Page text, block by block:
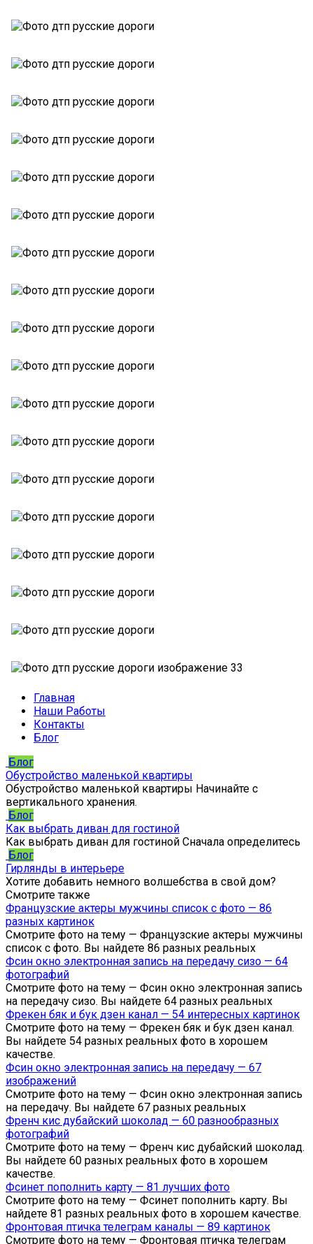
Главная
Наши Работы
Контакты
Блог
Блог
Обустройство маленькой квартиры
Обустройство маленькой квартиры Начинайте с
вертикального хранения.
Блог
Как выбрать диван для гостиной
Как выбрать диван для гостиной Сначала определитесь
Блог
Гирлянды в интерьере
Хотите добавить немного волшебства в свой дом?
Смотрите также
Французские актеры мужчины список с фото — 86
разных картинок
Смотрите фото на тему — Французские актеры мужчины
список с фото. Вы найдете 86 разных реальных
Фсин окно электронная запись на передачу сизо — 64
фотографий
Смотрите фото на тему — Фсин окно электронная запись
на передачу сизо. Вы найдете 64 разных реальных
Фрекен бяк и бук дзен канал — 54 интересных картинок
Смотрите фото на тему — Фрекен бяк и бук дзен канал.
Вы найдете 54 разных реальных фото в хорошем
качестве.
Фсин окно электронная запись на передачу — 67
изображений
Смотрите фото на тему — Фсин окно электронная запись
на передачу. Вы найдете 67 разных реальных
Френч кис дубайский шоколад — 60 разнообразных
фотографий
Смотрите фото на тему — Френч кис дубайский шоколад.
Вы найдете 60 разных реальных фото в хорошем
качестве.
Фсинет пополнить карту — 81 лучших фото
Смотрите фото на тему — Фсинет пополнить карту. Вы
найдете 81 разных реальных фото в хорошем качестве.
Фронтовая птичка телеграм каналы — 89 картинок
Смотрите фото на тему — Фронтовая птичка телеграм